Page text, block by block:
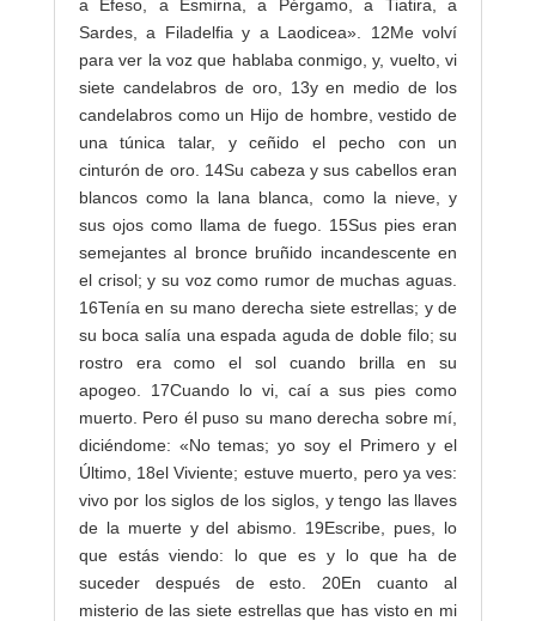
a Éfeso, a Esmirna, a Pérgamo, a Tiatira, a
Sardes, a Filadelfia y a Laodicea». 12Me volví
para ver la voz que hablaba conmigo, y, vuelto, vi
siete candelabros de oro, 13y en medio de los
candelabros como un Hijo de hombre, vestido de
una túnica talar, y ceñido el pecho con un
cinturón de oro. 14Su cabeza y sus cabellos eran
blancos como la lana blanca, como la nieve, y
sus ojos como llama de fuego. 15Sus pies eran
semejantes al bronce bruñido incandescente en
el crisol; y su voz como rumor de muchas aguas.
16Tenía en su mano derecha siete estrellas; y de
su boca salía una espada aguda de doble filo; su
rostro era como el sol cuando brilla en su
apogeo. 17Cuando lo vi, caí a sus pies como
muerto. Pero él puso su mano derecha sobre mí,
diciéndome: «No temas; yo soy el Primero y el
Último, 18el Viviente; estuve muerto, pero ya ves:
vivo por los siglos de los siglos, y tengo las llaves
de la muerte y del abismo. 19Escribe, pues, lo
que estás viendo: lo que es y lo que ha de
suceder después de esto. 20En cuanto al
misterio de las siete estrellas que has visto en mi